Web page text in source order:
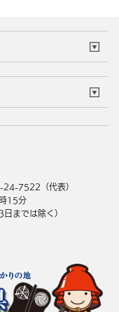
24-7522（代表）
15分
までは除く）